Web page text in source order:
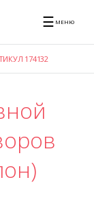
☰ МЕНЮ
174132